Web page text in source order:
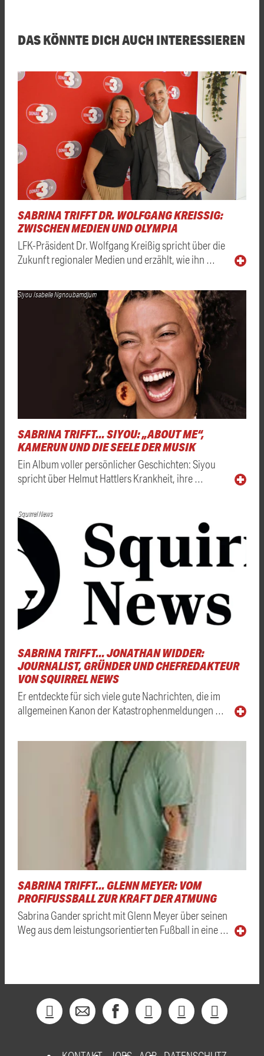
DAS KÖNNTE DICH AUCH INTERESSIEREN
SABRINA TRIFFT DR. WOLFGANG KREISSIG: Z
WISCHEN MEDIEN UND OLYMPIA
LFK-Präsident Dr. Wolfgang Kreißig spricht über die
Zukunft regionaler Medien und erzählt, wie ihn …
Siyou Isabelle Ngnoubamdjum
SABRINA TRIFFT... SIYOU: „ABOUT ME“,
KAMERUN UND DIE SEELE DER MUSIK
Ein Album voller persönlicher Geschichten: Siyou
spricht über Helmut Hattlers Krankheit, ihre …
Squirrel News
SABRINA TRIFFT... JONATHAN WIDDER:
JOURNALIST, GRÜNDER UND CHEFREDAKTEUR
VON SQUIRREL NEWS
Er entdeckte für sich viele gute Nachrichten, die im
allgemeinen Kanon der Katastrophenmeldungen …
SABRINA TRIFFT... GLENN MEYER: VOM
PROFIFUSSBALL ZUR KRAFT DER ATMUNG
Sabrina Gander spricht mit Glenn Meyer über seinen
Weg aus dem leistungsorientierten Fußball in eine …